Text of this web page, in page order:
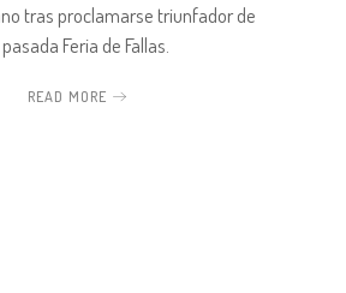
tras proclamarse triunfador de
Feria de Fallas.
READ MORE